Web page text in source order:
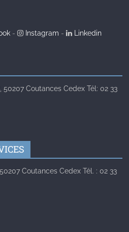
- Instagram - Linkedin
50207 Coutances Cedex Tél: 02 33
Coutances Cedex Tél. : 02 33